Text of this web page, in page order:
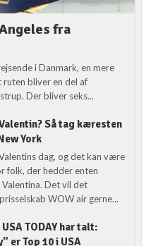
fra
i Danmark, en mere
bliver en del af
Der bliver seks...
Så tag kæresten
York
dag, og det kan være
folk, der hedder enten
Det vil det
WOW air gerne...
TODAY har talt:
er Top 10 i USA